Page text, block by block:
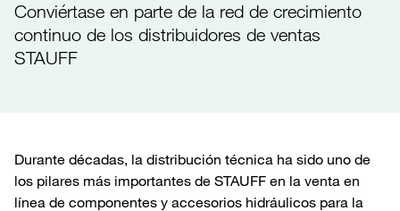
Conviértase en parte de la red de crecimiento
continuo de los distribuidores de ventas
STAUFF
Durante décadas, la distribución técnica ha sido uno de
los pilares más importantes de STAUFF en la venta en
línea de componentes y accesorios hidráulicos para la